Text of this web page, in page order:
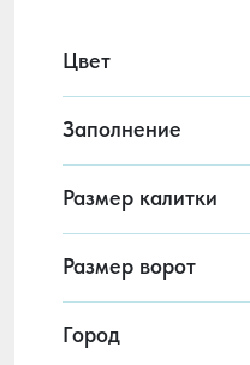
Цвет
Заполнение
Размер калитки
Размер ворот
Город